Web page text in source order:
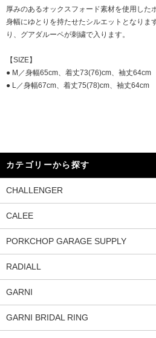
厚みのあるオックスフォード素材を使用した
身幅にゆとりを持たせたシルエットとなりま
り、グアダルーペが刺繍で入ります。
【SIZE】
● M／身幅65cm、着丈73(76)cm、袖丈64cm
● L／身幅67cm、着丈75(78)cm、袖丈64cm
カテゴリーから探す
CHALLENGER
CALEE
PORKCHOP GARAGE SUPPLY
RADIALL
GARNI
GARNI BRIDAL RING